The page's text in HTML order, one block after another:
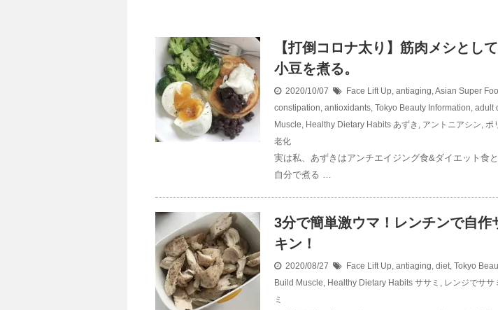
【打倒コロナ太り】筋肉メシとし
小豆を煮る。
2020/10/07 Face Lift Up, antiaging,Asian Super
constipation, antioxidants, Tokyo Beauty Information, adult
Muscle, Healthy Dietary Habits あずき , アントニアシン, ポ
老化
実は私、あずきはアンチエイジング食&ダイエット食
自分で煮る …
3分で簡単激ウマ！レンチンで自作
キン！
2020/08/27 Face Lift Up, antiaging, diet, Tokyo
Build Muscle, Healthy Dietary Habits ササミ , レンジでササ
ミ